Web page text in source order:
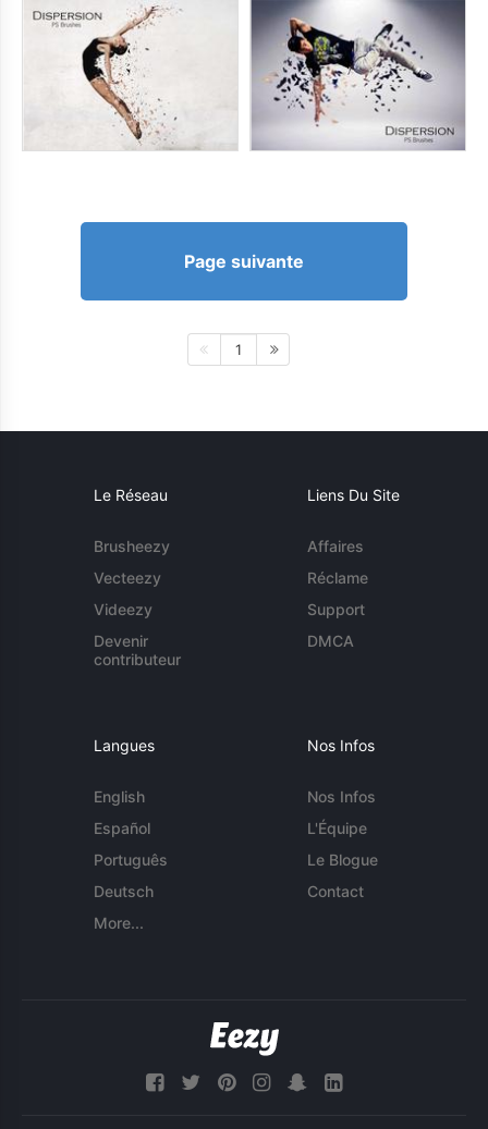
Page suivante
1
Le Réseau
Brusheezy
Vecteezy
Videezy
Devenir
contributeur
Liens Du Site
Affaires
Réclame
Support
DMCA
Langues
English
Español
Português
Deutsch
More...
Nos Infos
Nos Infos
L'Équipe
Le Blogue
Contact